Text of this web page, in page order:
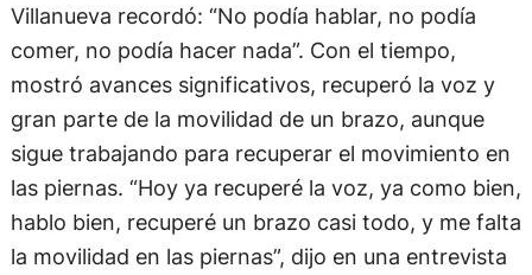
Villanueva recordó: “No podía hablar, no podía
comer, no podía hacer nada”. Con el tiempo,
mostró avances significativos, recuperó la voz y
gran parte de la movilidad de un brazo, aunque
sigue trabajando para recuperar el movimiento en
las piernas. “Hoy ya recuperé la voz, ya como bien,
hablo bien, recuperé un brazo casi todo, y me falta
la movilidad en las piernas”, dijo en una entrevista